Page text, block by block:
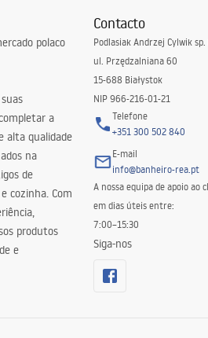
polaco
a
alta qualidade
na
de
cozinha. Com
produtos
e
Contacto
Podlasiak Andrzej Cylwik sp.
ul. Przędzalniana 60
15-688 Białystok
NIP 966-216-01-21
Telefone
+351 300 502 840
E-mail
info@banheiro-rea.pt
A nossa equipa de apoio ao
em dias úteis entre:
7:00–15:30
Siga-nos